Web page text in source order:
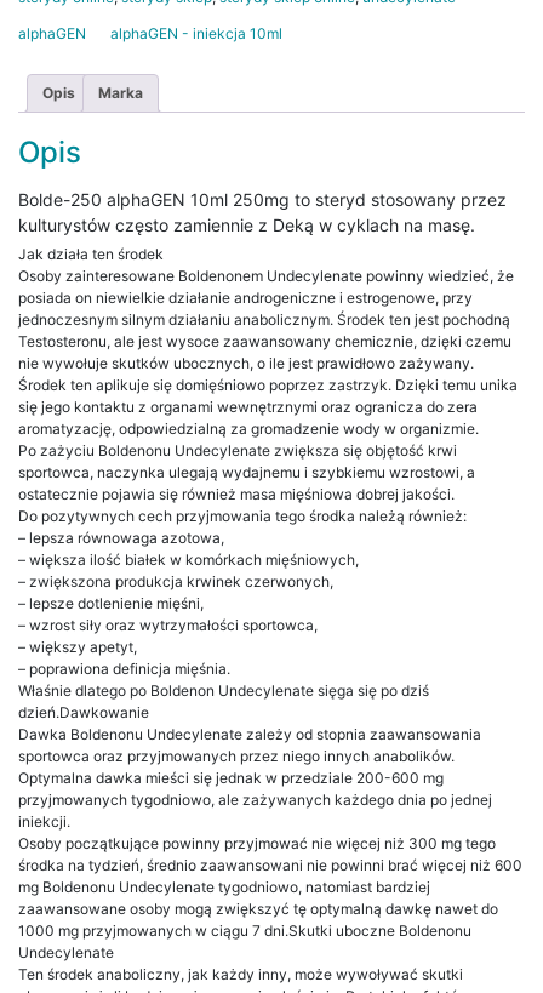
alphaGEN
alphaGEN - iniekcja 10ml
Opis Marka
Opis
Bolde-250 alphaGEN 10ml 250mg to steryd stosowany przez
kulturystów często zamiennie z Deką w cyklach na masę.
Jak działa ten środek
Osoby zainteresowane Boldenonem Undecylenate powinny wiedzieć, że
posiada on niewielkie działanie androgeniczne i estrogenowe, przy
jednoczesnym silnym działaniu anabolicznym. Środek ten jest pochodną
Testosteronu, ale jest wysoce zaawansowany chemicznie, dzięki czemu
nie wywołuje skutków ubocznych, o ile jest prawidłowo zażywany.
Środek ten aplikuje się domięśniowo poprzez zastrzyk. Dzięki temu unika
się jego kontaktu z organami wewnętrznymi oraz ogranicza do zera
aromatyzację, odpowiedzialną za gromadzenie wody w organizmie.
Po zażyciu Boldenonu Undecylenate zwiększa się objętość krwi
sportowca, naczynka ulegają wydajnemu i szybkiemu wzrostowi, a
ostatecznie pojawia się również masa mięśniowa dobrej jakości.
Do pozytywnych cech przyjmowania tego środka należą również:
– lepsza równowaga azotowa,
– większa ilość białek w komórkach mięśniowych,
– zwiększona produkcja krwinek czerwonych,
– lepsze dotlenienie mięśni,
– wzrost siły oraz wytrzymałości sportowca,
– większy apetyt,
– poprawiona definicja mięśnia.
Właśnie dlatego po Boldenon Undecylenate sięga się po dziś
dzień.Dawkowanie
Dawka Boldenonu Undecylenate zależy od stopnia zaawansowania
sportowca oraz przyjmowanych przez niego innych anabolików.
Optymalna dawka mieści się jednak w przedziale 200-600 mg
przyjmowanych tygodniowo, ale zażywanych każdego dnia po jednej
iniekcji.
Osoby początkujące powinny przyjmować nie więcej niż 300 mg tego
środka na tydzień, średnio zaawansowani nie powinni brać więcej niż 600
mg Boldenonu Undecylenate tygodniowo, natomiast bardziej
zaawansowane osoby mogą zwiększyć tę optymalną dawkę nawet do
1000 mg przyjmowanych w ciągu 7 dni.Skutki uboczne Boldenonu
Undecylenate
Ten środek anaboliczny, jak każdy inny, może wywoływać skutki